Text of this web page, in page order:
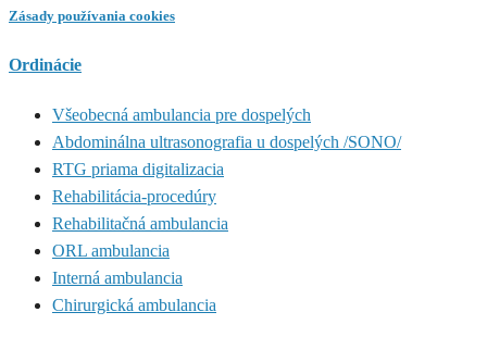
Zásady používania cookies
Ordinácie
Všeobecná ambulancia pre dospelých
Abdominálna ultrasonografia u dospelých /SONO/
RTG priama digitalizacia
Rehabilitácia-procedúry
Rehabilitačná ambulancia
ORL ambulancia
Interná ambulancia
Chirurgická ambulancia